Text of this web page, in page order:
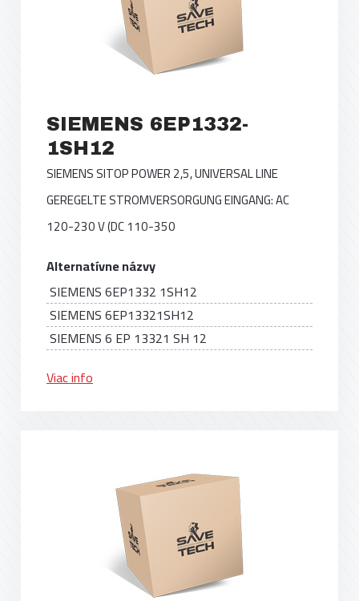
SIEMENS 6EP1332-
1SH12
SIEMENS SITOP POWER 2,5, UNIVERSAL LINE
GEREGELTE STROMVERSORGUNG EINGANG: AC
120-230 V (DC 110-350
Alternatívne názvy
SIEMENS 6EP1332 1SH12
SIEMENS 6EP13321SH12
SIEMENS 6 EP 13321 SH 12
Viac info